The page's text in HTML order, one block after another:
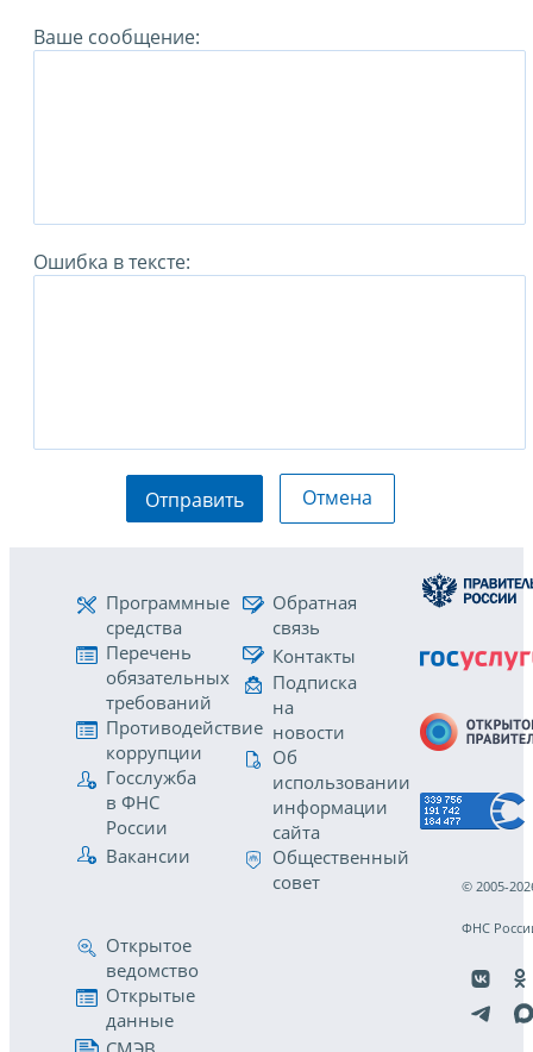
Ваше сообщение:
Ошибка в тексте:
Отправить Отмена
Программные
средства
Перечень
обязательных
требований
Противодействие
коррупции
Госслужба
в ФНС
России
Вакансии
Обратная
связь
Контакты
Подписка
на
новости
Об
использовании
информации
сайта
Общественный
совет
Открытое
ведомство
Открытые
данные
© 2005-
ФНС